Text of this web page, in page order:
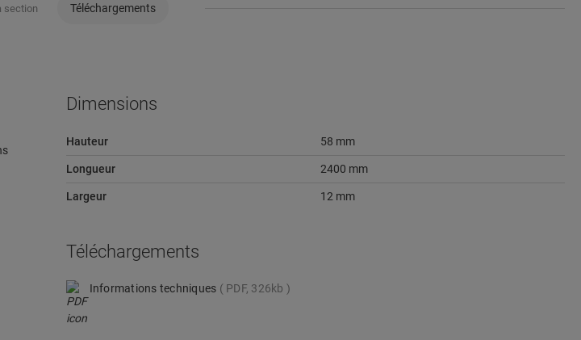
section Téléchargements
Dimensions
Hauteur 58 mm
Longueur 2400 mm
Largeur 12 mm
Téléchargements
Informations techniques PDF, 326kb